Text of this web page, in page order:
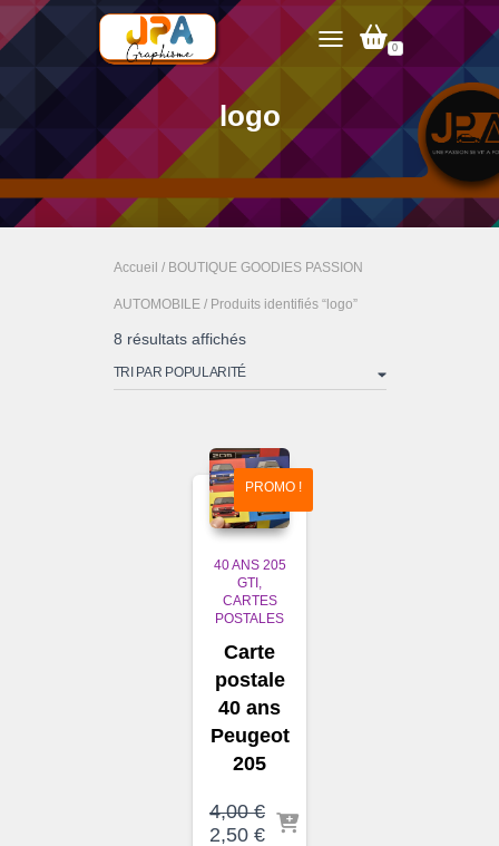
TOGGLE NAVIGATION
0
logo
Accueil / BOUTIQUE GOODIES PASSION
AUTOMOBILE/ Produits identifiés “logo”
8 résultats affichésTrié
popularité
PROMO !
40 ANS 205
GTI
CARTES
POSTALES
Carte
postale
40 ans
Peugeot
205
4,00€
Le
2,50 €Le